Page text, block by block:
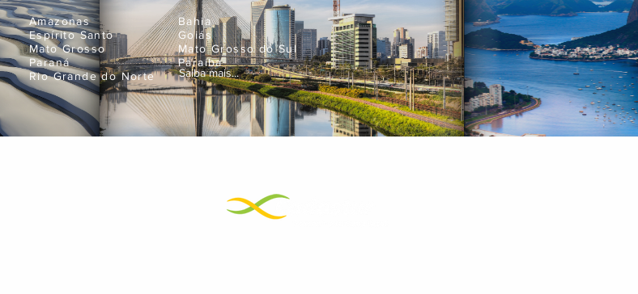
Saiba mais...
Amazonas
Espírito Santo
Mato Grosso
Paraná
Rio Grande do Norte
Bahia
Goiás
Mato Grosso do Sul
Paraíba